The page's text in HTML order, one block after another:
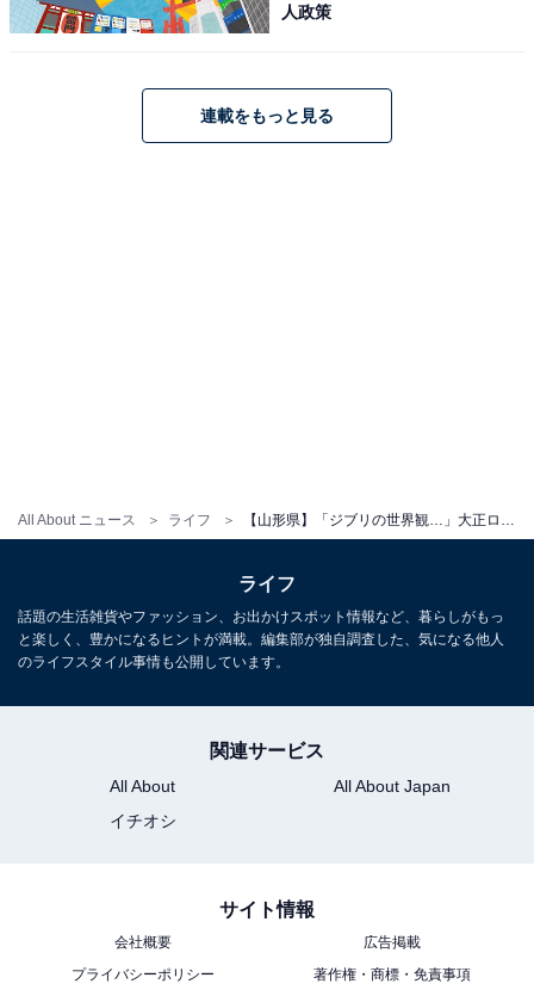
All About ニュース ライフ
で移動します。新幹線の乗車時間は、最速で約2時間53
ス（またはボンネットバス）に乗り換え、銀山温泉まで
約35〜40分で到着します。乗り換え時間を含まない合計
所要時間の目安は約3時間30分です。
高速バス
東京からの全体的な移動時間は、約7時間半〜9時間程度
が目安で、費用を抑えたい場合に適しています。また、
山形や仙台などで乗り換えが必要となります。
人政策
連載をもっと見る
ライフ
話題の生活雑貨やファッション、お出かけスポット情報など、暮らしがもっ
と楽しく、豊かになるヒントが満載。編集部が独自調査した、気になる他人
のライフスタイル事情も公開しています。
関連サービス
All About
All About Japan
イチオシ
サイト情報
会社概要
広告掲載
プライバシーポリシー
著作権・商標・免責事項